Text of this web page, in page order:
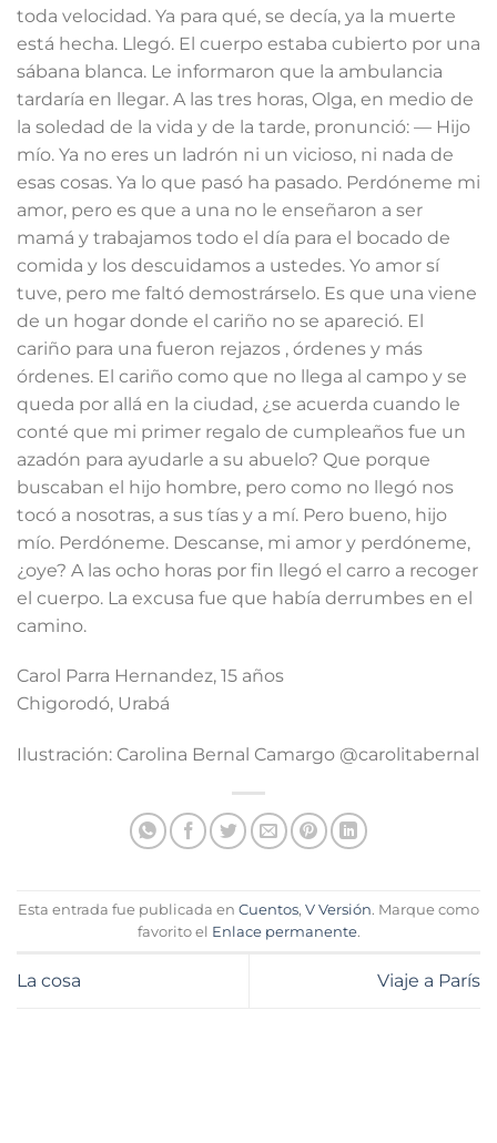
toda velocidad. Ya para qué, se decía, ya la muerte
está hecha. Llegó. El cuerpo estaba cubierto por una
sábana blanca. Le informaron que la ambulancia
tardaría en llegar. A las tres horas, Olga, en medio de
la soledad de la vida y de la tarde, pronunció: — Hijo
mío. Ya no eres un ladrón ni un vicioso, ni nada de
esas cosas. Ya lo que pasó ha pasado. Perdóneme mi
amor, pero es que a una no le enseñaron a ser
mamá y trabajamos todo el día para el bocado de
comida y los descuidamos a ustedes. Yo amor sí
tuve, pero me faltó demostrárselo. Es que una viene
de un hogar donde el cariño no se apareció. El
cariño para una fueron rejazos , órdenes y más
órdenes. El cariño como que no llega al campo y se
queda por allá en la ciudad, ¿se acuerda cuando le
conté que mi primer regalo de cumpleaños fue un
azadón para ayudarle a su abuelo? Que porque
buscaban el hijo hombre, pero como no llegó nos
tocó a nosotras, a sus tías y a mí. Pero bueno, hijo
mío. Perdóneme. Descanse, mi amor y perdóneme,
¿oye? A las ocho horas por fin llegó el carro a recoger
el cuerpo. La excusa fue que había derrumbes en el
camino.
Carol Parra Hernandez, 15 años
Chigorodó, Urabá
Ilustración: Carolina Bernal Camargo @carolitabernal
Esta entrada fue publicada en Cuentos, V Versión. Marque como
favorito el Enlace permanente.
La cosa Viaje a París